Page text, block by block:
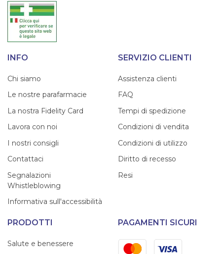
INFO
Chi siamo
Le nostre parafarmacie
La nostra Fidelity Card
Lavora con noi
I nostri consigli
Contattaci
Segnalazioni
Whistleblowing
Informativa sull'accessibilità
SERVIZIO CLIENTI
Assistenza clienti
FAQ
Tempi di spedizione
Condizioni di vendita
Condizioni di utilizzo
Diritto di recesso
Resi
PRODOTTI
Salute e benessere
PAGAMENTI SICURI
MastercardVisa